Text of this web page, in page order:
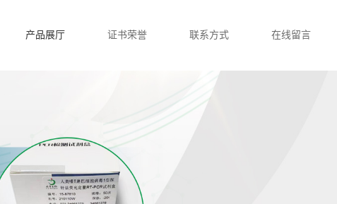
产品展厅 证书荣誉 联系方式 在线留言